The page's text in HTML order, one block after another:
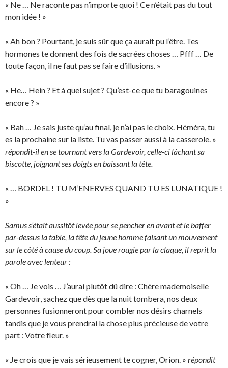
« Ne … Ne raconte pas n’importe quoi ! Ce n’était pas du tout
mon idée ! »
« Ah bon ? Pourtant, je suis sûr que ça aurait pu l’être. Tes
hormones te donnent des fois de sacrées choses … Pfff … De
toute façon, il ne faut pas se faire d’illusions. »
« He… Hein ? Et à quel sujet ? Qu’est-ce que tu baragouines
encore ? »
« Bah … Je sais juste qu’au final, je n’ai pas le choix. Héméra, tu
es la prochaine sur la liste. Tu vas passer aussi à la casserole. »
répondit-il en se tournant vers la Gardevoir, celle-ci lâchant sa
biscotte, joignant ses doigts en baissant la tête.
« … BORDEL ! TU M’ENERVES QUAND TU ES LUNATIQUE !
»
Samus s’était aussitôt levée pour se pencher en avant et le baffer
par-dessus la table, la tête du jeune homme faisant un mouvement
sur le côté à cause du coup. Sa joue rougie par la claque, il reprit la
parole avec lenteur :
« Oh … Je vois … J’aurai plutôt dû dire : Chère mademoiselle
Gardevoir, sachez que dès que la nuit tombera, nos deux
personnes fusionneront pour combler nos désirs charnels
tandis que je vous prendrai la chose plus précieuse de votre
part : Votre fleur. »
« Je crois que je vais sérieusement te cogner, Orion. » répondit